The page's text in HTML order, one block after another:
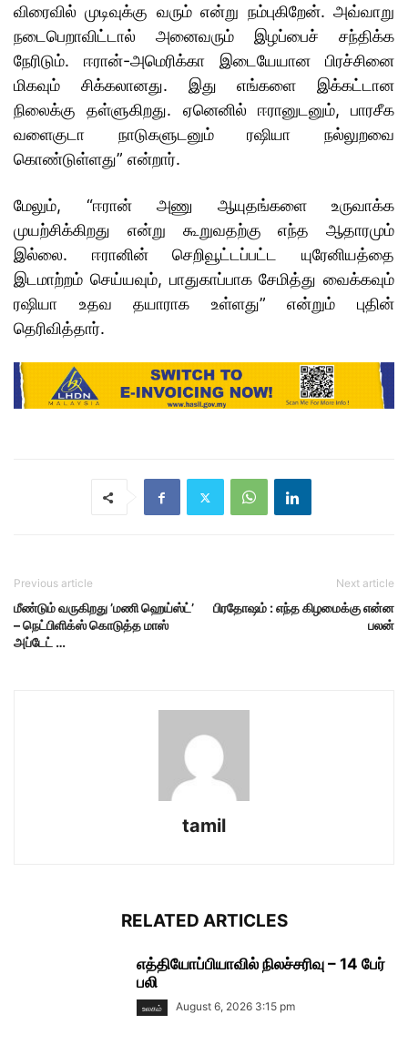
விரைவில் முடிவுக்கு வரும் என்று நம்புகிறேன். அவ்வாறு
நடைபெறாவிட்டால் அனைவரும் இழப்பைச் சந்திக்க
நேரிடும். ஈரான்-அமெரிக்கா இடையேயான பிரச்சினை
மிகவும் சிக்கலானது. இது எங்களை இக்கட்டான
நிலைக்கு தள்ளுகிறது. ஏனெனில் ஈரானுடனும், பாரசீக
வளைகுடா நாடுகளுடனும் ரஷியா நல்லுறவை
கொண்டுள்ளது” என்றார்.
மேலும், “ஈரான் அணு ஆயுதங்களை உருவாக்க
முயற்சிக்கிறது என்று கூறுவதற்கு எந்த ஆதாரமும்
இல்லை. ஈரானின் செறிவூட்டப்பட்ட யுரேனியத்தை
இடமாற்றம் செய்யவும், பாதுகாப்பாக சேமித்து வைக்கவும்
ரஷியா உதவ தயாராக உள்ளது” என்றும் புதின்
தெரிவித்தார்.
Previous article
மீண்டும் வருகிறது ’மணி ஹெய்ஸ்ட்’
– நெட்பிளிக்ஸ் கொடுத்த மாஸ்
அப்டேட் …
Next article
பிரதோஷம் : எந்த கிழமைக்கு என்ன
பலன்
tamil
RELATED ARTICLES
எத்தியோப்பியாவில் நிலச்சரிவு – 14 பேர்
பலி
உலகம் August 6, 2026 3:15 pm